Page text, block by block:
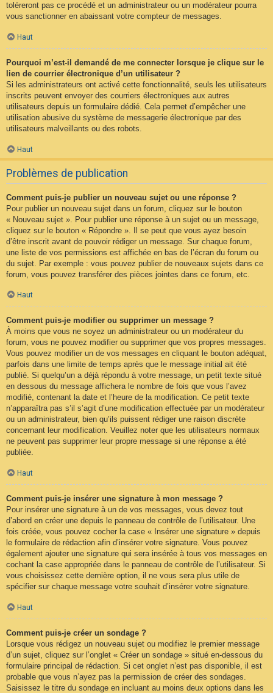
toléreront pas ce procédé et un administrateur ou un modérateur pourra
vous sanctionner en abaissant votre compteur de messages.
Haut
Pourquoi m’est-il demandé de me connecter lorsque je clique sur le
lien de courrier électronique d’un utilisateur ?
Si les administrateurs ont activé cette fonctionnalité, seuls les utilisateurs
inscrits peuvent envoyer des courriers électroniques aux autres
utilisateurs depuis un formulaire dédié. Cela permet d’empêcher une
utilisation abusive du système de messagerie électronique par des
utilisateurs malveillants ou des robots.
Haut
Problèmes de publication
Comment puis-je publier un nouveau sujet ou une réponse ?
Pour publier un nouveau sujet dans un forum, cliquez sur le bouton
« Nouveau sujet ». Pour publier une réponse à un sujet ou un message,
cliquez sur le bouton « Répondre ». Il se peut que vous ayez besoin
d’être inscrit avant de pouvoir rédiger un message. Sur chaque forum,
une liste de vos permissions est affichée en bas de l’écran du forum ou
du sujet. Par exemple : vous pouvez publier de nouveaux sujets dans ce
forum, vous pouvez transférer des pièces jointes dans ce forum, etc.
Haut
Comment puis-je modifier ou supprimer un message ?
À moins que vous ne soyez un administrateur ou un modérateur du
forum, vous ne pouvez modifier ou supprimer que vos propres messages.
Vous pouvez modifier un de vos messages en cliquant le bouton adéquat,
parfois dans une limite de temps après que le message initial ait été
publié. Si quelqu’un a déjà répondu à votre message, un petit texte situé
en dessous du message affichera le nombre de fois que vous l’avez
modifié, contenant la date et l’heure de la modification. Ce petit texte
n’apparaîtra pas s’il s’agit d’une modification effectuée par un modérateur
ou un administrateur, bien qu’ils puissent rédiger une raison discrète
concernant leur modification. Veuillez noter que les utilisateurs normaux
ne peuvent pas supprimer leur propre message si une réponse a été
publiée.
Haut
Comment puis-je insérer une signature à mon message ?
Pour insérer une signature à un de vos messages, vous devez tout
d’abord en créer une depuis le panneau de contrôle de l’utilisateur. Une
fois créée, vous pouvez cocher la case « Insérer une signature » depuis
le formulaire de rédaction afin d’insérer votre signature. Vous pouvez
également ajouter une signature qui sera insérée à tous vos messages en
cochant la case appropriée dans le panneau de contrôle de l’utilisateur. Si
vous choisissez cette dernière option, il ne vous sera plus utile de
spécifier sur chaque message votre souhait d’insérer votre signature.
Haut
Comment puis-je créer un sondage ?
Lorsque vous rédigez un nouveau sujet ou modifiez le premier message
d’un sujet, cliquez sur l’onglet « Créer un sondage » situé en-dessous du
formulaire principal de rédaction. Si cet onglet n’est pas disponible, il est
probable que vous n’ayez pas la permission de créer des sondages.
Saisissez le titre du sondage en incluant au moins deux options dans les